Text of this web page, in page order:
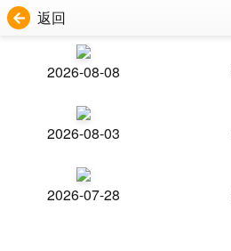
返回
2026-08-08
2026-08-03
2026-07-28